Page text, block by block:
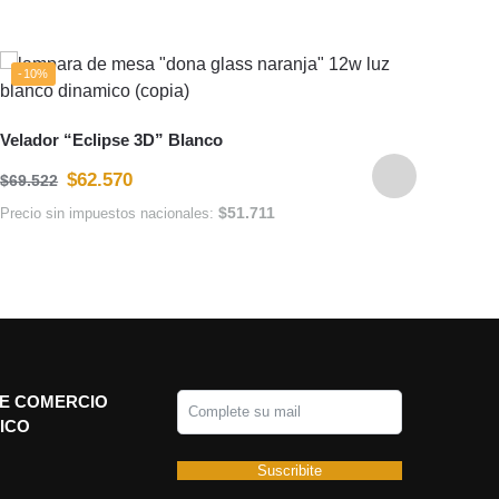
-10%
Velador “Eclipse 3D” Blanco
$69.522 $62.570
Precio sin impuestos nacionales:$51.711
COMERCIO
Suscribite